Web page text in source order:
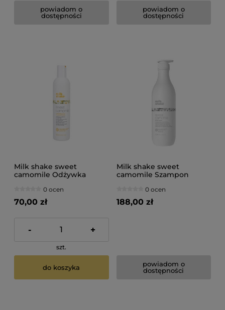
powiadom o
dostępności
powiadom o
dostępności
Milk shake sweet
camomile Odżywka
blond 300ml
0 ocen
70,00 zł
- +
szt.
do koszyka
Milk shake sweet
camomile Szampon
blond 1000ml
0 ocen
188,00 zł
powiadom o
dostępności